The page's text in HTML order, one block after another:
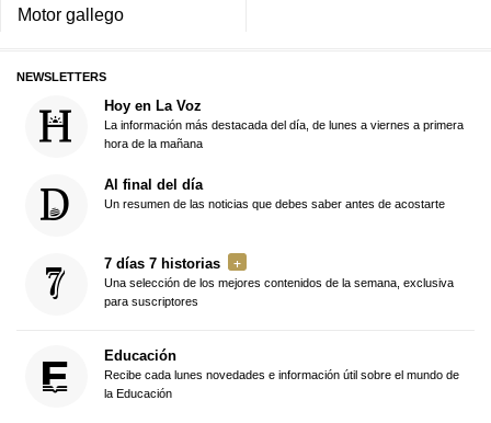
Motor gallego
NEWSLETTERS
Hoy en La Voz
La información más destacada del día, de lunes a viernes a primera
hora de la mañana
Al final del día
Un resumen de las noticias que debes saber antes de acostarte
7 días 7 historias
Una selección de los mejores contenidos de la semana, exclusiva
para suscriptores
Educación
Recibe cada lunes novedades e información útil sobre el mundo de
la Educación